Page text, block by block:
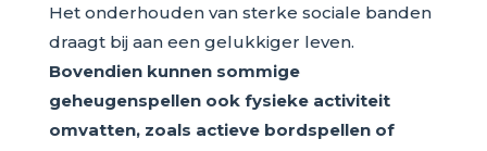
Het onderhouden van sterke sociale banden
draagt bij aan een gelukkiger leven.
Bovendien kunnen sommige
geheugenspellen ook fysieke activiteit
omvatten, zoals actieve bordspellen of